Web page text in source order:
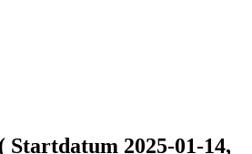
Startdatum 2025-01-14,